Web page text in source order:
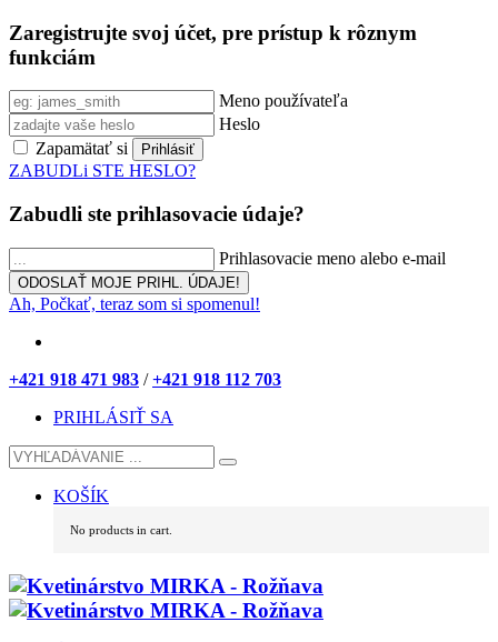
Zaregistrujte svoj účet, pre prístup k rôznym
funkciám
Meno používateľa
Heslo
Zapamätať si
ZABUDLi STE HESLO?
Zabudli ste prihlasovacie údaje?
Prihlasovacie meno alebo e-mail
Ah, Počkať, teraz som si spomenul!
+421 918 471 983 /+421 918 112 703
PRIHLÁSIŤ SA
KOŠÍK
No products in cart.